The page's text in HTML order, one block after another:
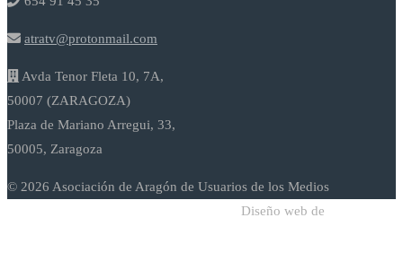
atratv@protonmail.com
Avda Tenor Fleta 10, 7A,
50007 (ZARAGOZA)
Plaza de Mariano Arregui, 33,
50005, Zaragoza
© 2026 Asociación de Aragón de Usuarios de los Medios
Diseño web de